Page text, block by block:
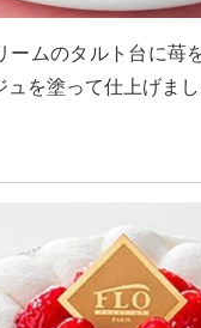
ームのタルト台に苺
を塗って仕上げまし